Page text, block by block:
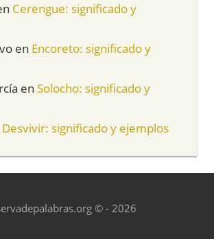
Cerengue: significado y
en Encoreto: significado y
en Solocho: significado y
Desvivir: significado y ejemplos
© - 2026